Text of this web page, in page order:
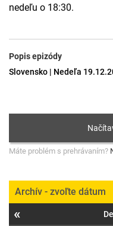
nedeľu o 18:30.
Popis epizódy
Slovensko | Nedeľa
Máte problém s prehrávaním?
Archív - zvoľte dátum
«